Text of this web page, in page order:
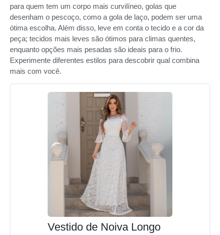
para quem tem um corpo mais curvilíneo, golas que
desenham o pescoço, como a gola de laço, podem ser uma
ótima escolha. Além disso, leve em conta o tecido e a cor da
peça; tecidos mais leves são ótimos para climas quentes,
enquanto opções mais pesadas são ideais para o frio.
Experimente diferentes estilos para descobrir qual combina
mais com você.
Vestido de Noiva Longo